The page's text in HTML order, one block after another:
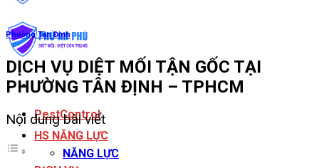
PestControl
HS NĂNG LỰC
NĂNG LỰC
Phường Tân Định
DỊCH VỤ DIỆT MỐI TẬN GỐC TẠI
PHƯỜNG TÂN ĐỊNH – TPHCM
Nội dung bài viết